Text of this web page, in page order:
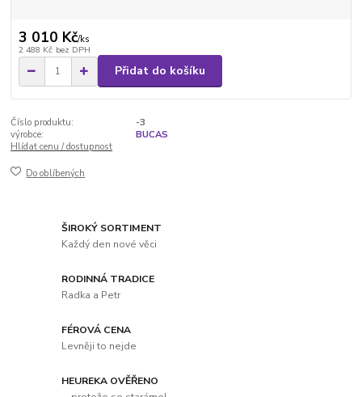
3 010 Kč/ks
2 488 Kč bez DPH
Přidat do košíku
Číslo produktu:
-3
výrobce:
BUCAS
Hlídat cenu / dostupnost
Do oblíbených
ŠIROKÝ SORTIMENT
Každý den nové věci
RODINNÁ TRADICE
Radka a Petr
FÉROVÁ CENA
Levněji to nejde
HEUREKA OVĚŘENO